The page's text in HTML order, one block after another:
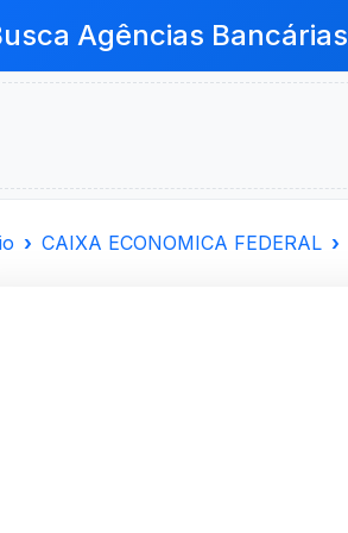
Agências Bancárias
CAIXA ECONOMICA FEDERAL